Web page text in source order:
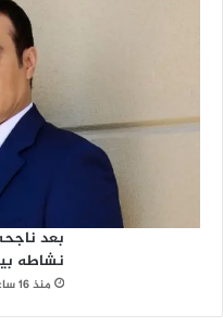
بعد
نشاطه
منذ 16 ساعة